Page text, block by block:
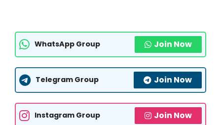
WhatsApp Group Join Now
Telegram Group Join Now
Instagram Group Join Now